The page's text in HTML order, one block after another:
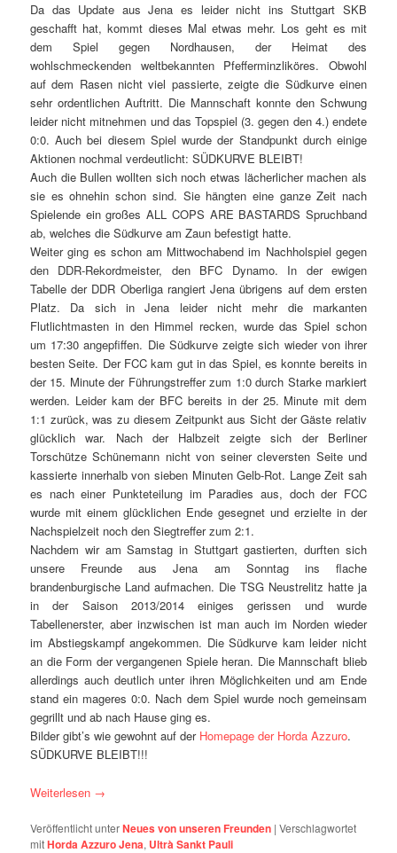
Da das Update ausJena es leider nicht insStuttgart SKB
geschafft hat, kommt dieses Mal etwas mehr. Los geht es mit
dem Spiel gegen Nordhausen, der Heimat des
wohlschmeckenden weltbekannten Pfefferminzliköres. Obwohl
auf dem Rasen nicht viel passierte, zeigte die Südkurve einen
sehr ordentlichen Auftritt. Die Mannschaft konnte den Schwung
leider nicht mitnehmen und das Topspiel (3. gegen den 4.) endete
0:0. Auch bei diesem Spiel wurde der Standpunkt durch einige
Aktionen nochmal verdeutlicht: SÜDKURVE BLEIBT!
Auch die Bullen wollten sich noch etwas lächerlicher machen als
sie es ohnehin schon sind. Sie hängten eine ganze Zeit nach
Spielende ein großes ALL COPS ARE BASTARDS Spruchband
ab, welches die Südkurve am Zaun befestigt hatte.
Weiter ging es schon am Mittwochabend im Nachholspiel gegen
den DDR-Rekordmeister, den BFC Dynamo. In der ewigen
Tabelle der DDR Oberliga rangiertJena übrigens auf dem ersten
Platz. Da sich inJena leider nicht mehr die markanten
Flutlichtmasten in den Himmel recken, wurde das Spiel schon
um 17:30 angepfiffen. Die Südkurve zeigte sich wieder von ihrer
besten Seite. Der FCC kam gut in das Spiel, es konnte bereits in
der 15. Minute der Führungstreffer zum 1:0 durch Starke markiert
werden. Leider kam der BFC bereits in der 25. Minute mit dem
1:1 zurück, was zu diesem Zeitpunkt aus Sicht der Gäste relativ
glücklich war. Nach der Halbzeit zeigte sich der Berliner
Torschütze Schünemann nicht von seiner cleversten Seite und
kassierte innerhalb von sieben Minuten Gelb-Rot. Lange Zeit sah
es nach einer Punkteteilung im Paradies aus, doch der FCC
wurde mit einem glücklichen Ende gesegnet und erzielte in der
Nachspielzeit noch den Siegtreffer zum 2:1.
Nachdem wir am Samstag in Stuttgartgastierten, durften sich
unsere Freunde ausJena am Sonntag ins flache
brandenburgische Land aufmachen. Die TSG Neustrelitz hatte ja
in der Saison 2013/2014 einiges gerissen und wurde
Tabellenerster, aber inzwischen ist man auch im Norden wieder
im Abstiegskampf angekommen. Die Südkurve kam leider nicht
an die Form der vergangenen Spiele heran. Die Mannschaft blieb
allerdings auch deutlich unter ihren Möglichkeiten und am Ende
stand ein mageres 0:0. Nach dem Spiel wurde noch gemeinsam
gegrillt und ab nach Hause ging es.
Bilder gibt’s wie gewohnt auf der Homepage der Horda Azzuro.
SÜDKURVE BLEIBT!!!
Weiterlesen →
Veröffentlicht unterNeues von unseren Freunden |Verschlagwortet
mitHorda Azzuro Jena, Ultrà Sankt Pauli